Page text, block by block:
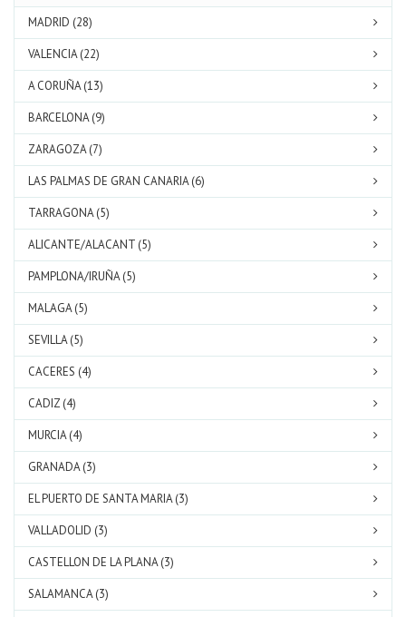
MADRID (28)
VALENCIA (22)
A CORUÑA (13)
BARCELONA (9)
ZARAGOZA (7)
LAS PALMAS DE GRAN CANARIA (6)
TARRAGONA (5)
ALICANTE/ALACANT (5)
PAMPLONA/IRUÑA (5)
MALAGA (5)
SEVILLA (5)
CACERES (4)
CADIZ (4)
MURCIA (4)
GRANADA (3)
EL PUERTO DE SANTA MARIA (3)
VALLADOLID (3)
CASTELLON DE LA PLANA (3)
SALAMANCA (3)